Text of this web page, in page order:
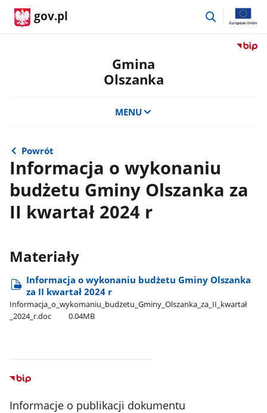
gov.pl
przejdź
Przejdź
Gmina
Olszanka
MENU
Powrót
Informacja o wykonaniu
budżetu Gminy Olszanka za
II kwartał 2024 r
Materiały
Informacja o wykonaniu budżetu Gminy Olszanka
za II kwartał 2024 r
Informacja​_o​_wykomaniu​_budżetu​_Gminy​_Olszanka​_za​_II​_kwartał​
_2024​_r.doc
0.04MB
Informacje o publikacji dokumentu